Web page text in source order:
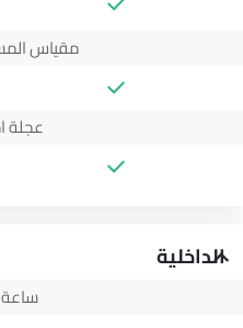
مقياس
عجلة
الداخلية